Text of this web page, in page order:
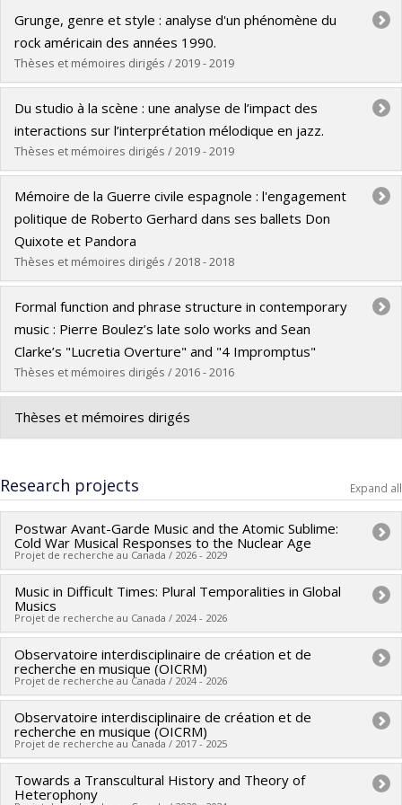
Lien vers le document dans Papyrus
Graduate :Pelletier, Samaël
Cycle :Master's
Grade :M. Mus.
Lien vers le document dans Papyrus
Grunge, genre et style : analyse d'un phénomène du
rock américain des années 1990.
Thèses et mémoires dirigés / 2019 - 2019
Graduate : Munier, Maxime Franck Sylvain
Cycle :Master's
Grade :M.A.
Lien vers le document dans Papyrus
Du studio à la scène : une analyse de l’impact des
interactions sur l’interprétation mélodique en jazz.
Thèses et mémoires dirigés / 2019 - 2019
Graduate :Birbrier, William Damian
Cycle :Master's
Grade : M. Mus.
Lien vers le document dans Papyrus
Mémoire de la Guerre civile espagnole : l'engagement
politique de Roberto Gerhard dans ses ballets Don
Quixote et Pandora
Thèses et mémoires dirigés / 2018 - 2018
Graduate :Desrosiers, Judy-Ann
Cycle : Master's
Grade : M.A.
Lien vers le document dans Papyrus
Formal function and phrase structure in contemporary
music : Pierre Boulez’s late solo works and Sean
Clarke’s "Lucretia Overture" and "4 Impromptus"
Thèses et mémoires dirigés / 2016 - 2016
Graduate :Clarke, Sean
Cycle :Doctoral
Lien vers le document dans Papyrus
Thèses et mémoires dirigés
Research projects Expand all
Postwar Avant-Garde Music and the Atomic Sublime:
Cold War Musical Responses to the Nuclear Age
Projet de recherche au Canada / 2026 - 2029
Lead researcher : Jonathan Goldman
Co-researchers : Marie-Hélène Benoit-Otis
Funding sources:CRSH/Conseil de recherches en sciences
humaines du Canada
Grant programs: PV153480-Subventions de
développement Savoir
Music in Difficult Times: Plural Temporalities in Global
Musics
Projet de recherche au Canada / 2024 - 2026
Lead researcher : Jonathan Goldman
Co-researchers : Sandeep Bhagwati
Funding sources:CRSH/Conseil de recherches en sciences
humaines du Canada
Grant programs: PV152160-Subvention Connexion
Observatoire interdisciplinaire de création et de
recherche en musique (OICRM)
Projet de recherche au Canada / 2024 - 2026
Lead researcher : Michel Duchesneau,Sylvain Caron
Co-researchers : Jean-Jacques Nattiez
,Jean-François Rivest,Nathalie Fernando,Serge Cardinal,
Caroline Traube,Paolo Bellomia ,Dominic Arsenault
Observatoire interdisciplinaire de création et de
recherche en musique (OICRM)
Projet de recherche au Canada / 2017 - 2025
Lead researcher : Michel Duchesneau ,Sylvain Caron
Towards a Transcultural History and Theory of
Heterophony